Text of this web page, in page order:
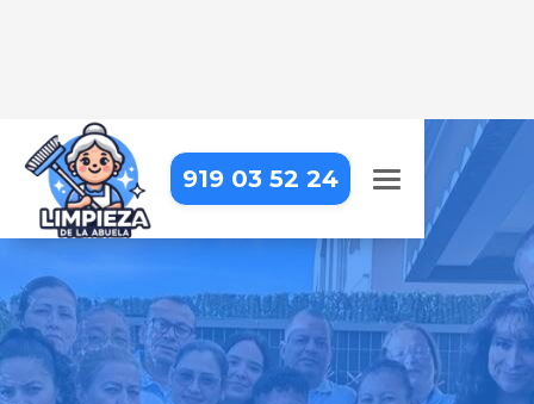
919 03 52 24
LIMPIEZA DE OBRA EN
MADRID – CARABANCHEL –
VISTA ALEGRE
Dejamos tu obra impecable, con
una limpieza detallada que resalta